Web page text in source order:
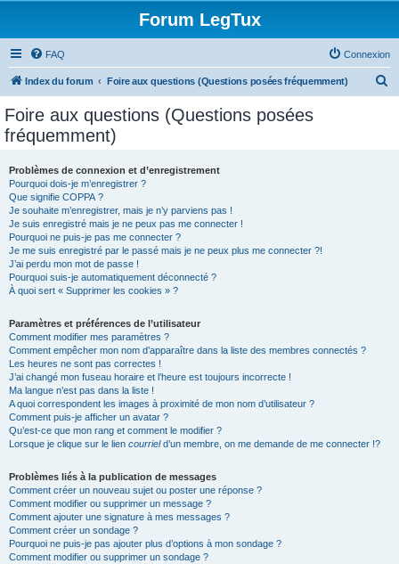
Forum LegTux
FAQ Connexion
Index du forum Foire aux questions (Questions posées fréquemment)
Foire aux questions (Questions posées
fréquemment)
Problèmes de connexion et d’enregistrement
Pourquoi dois-je m’enregistrer ?
Que signifie COPPA ?
Je souhaite m’enregistrer, mais je n’y parviens pas !
Je suis enregistré mais je ne peux pas me connecter !
Pourquoi ne puis-je pas me connecter ?
Je me suis enregistré par le passé mais je ne peux plus me connecter ?!
J’ai perdu mon mot de passe !
Pourquoi suis-je automatiquement déconnecté ?
À quoi sert « Supprimer les cookies » ?
Paramètres et préférences de l’utilisateur
Comment modifier mes paramètres ?
Comment empêcher mon nom d’apparaître dans la liste des membres connectés ?
Les heures ne sont pas correctes !
J’ai changé mon fuseau horaire et l’heure est toujours incorrecte !
Ma langue n’est pas dans la liste !
A quoi correspondent les images à proximité de mon nom d’utilisateur ?
Comment puis-je afficher un avatar ?
Qu’est-ce que mon rang et comment le modifier ?
Lorsque je clique sur le lien courrield’un membre, on me demande de me connecter !?
Problèmes liés à la publication de messages
Comment créer un nouveau sujet ou poster une réponse ?
Comment modifier ou supprimer un message ?
Comment ajouter une signature à mes messages ?
Comment créer un sondage ?
Pourquoi ne puis-je pas ajouter plus d’options à mon sondage ?
Comment modifier ou supprimer un sondage ?